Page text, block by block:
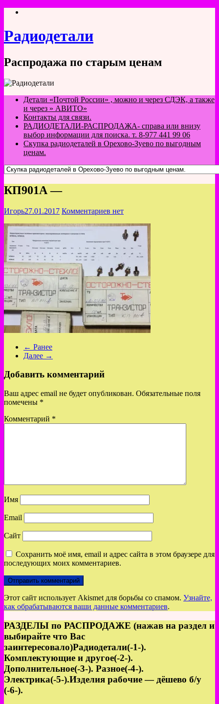
Перейти
содержимому
Радиодетали
Распродажа по старым ценам
Детали «Почтой России» , можно и через СДЭК, а также
и через » АВИТО»
Контакты для связи.
РАДИОДЕТАЛИ-РАСПРОДАЖА- справа или внизу
выбор информации для поиска. т. 8-977 441 99 06
Скупка радиодеталей в Орехово-Зуево по выгодным
ценам.
КП901А —
Игорь27.01.2017 Комментариев нет
← Ранее
Далее →
Добавить комментарий
Ваш адрес email не будет опубликован. Обязательные поля
помечены *
Комментарий *
Имя
Email
Сайт
Сохранить моё имя, email и адрес сайта в этом браузере для
последующих моих комментариев.
Этот сайт использует Akismet для борьбы со спамом. Узнайте,
как обрабатываются ваши данные комментариев.
РАЗДЕЛЫ по РАСПРОДАЖЕ (нажав на раздел и
выбирайте что Вас
заинтересовало)Радиодетали(-1-).
Комплектующие и другое(-2-).
Дополнительное(-3-). Разное(-4-).
Электрика(-5-).Изделия рабочие — дёшево б/у
(-6-).